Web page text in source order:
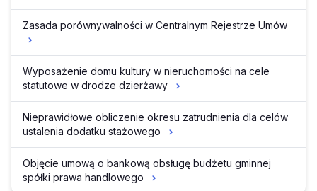
Zasada porównywalności w Centralnym Rejestrze Umów
Wyposażenie domu kultury w nieruchomości na cele
statutowe w drodze dzierżawy
Nieprawidłowe obliczenie okresu zatrudnienia dla celów
ustalenia dodatku stażowego
Objęcie umową o bankową obsługę budżetu gminnej
spółki prawa handlowego